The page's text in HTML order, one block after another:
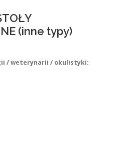
(inne typy)
/ weterynarii / okulistyki: